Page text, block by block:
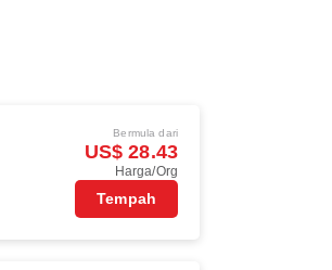
Bermula dari
US$ 28.43
Harga/Org
Tempah